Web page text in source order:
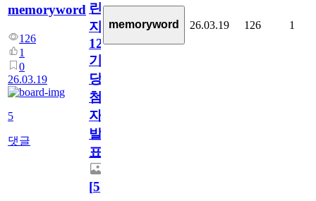
memoryword
126
1
0
26.03.19
5
댓글
린
지
12
기
당
첨
자
발
표
[5]
memoryword 26.03.19 126 1